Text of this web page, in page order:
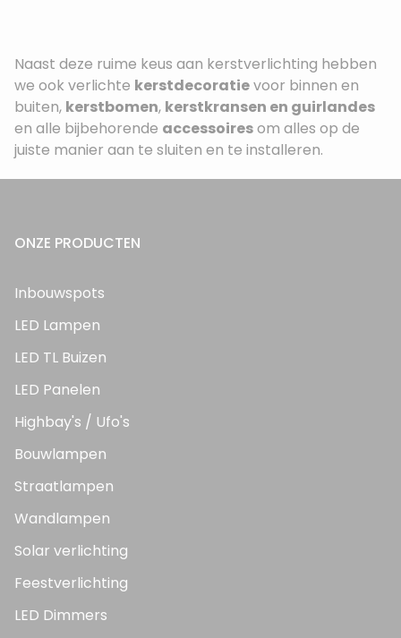
Naast deze ruime keus aan kerstverlichting hebben
we ook verlichte kerstdecoratievoor binnen en
buiten, kerstbomen, kerstkransen en guirlandes
en alle bijbehorende accessoiresom alles op de
juiste manier aan te sluiten en te installeren.
ONZE PRODUCTEN
Inbouwspots
LED Lampen
LED TL Buizen
LED Panelen
Highbay's / Ufo's
Bouwlampen
Straatlampen
Wandlampen
Solar verlichting
Feestverlichting
LED Dimmers